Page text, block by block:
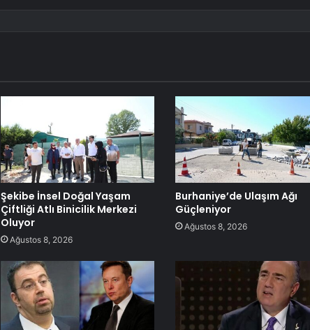
Şekibe İnsel Doğal Yaşam
Çiftliği Atlı Binicilik Merkezi
Oluyor
Ağustos 8, 2026
Burhaniye’de Ulaşım Ağı
Güçleniyor
Ağustos 8, 2026